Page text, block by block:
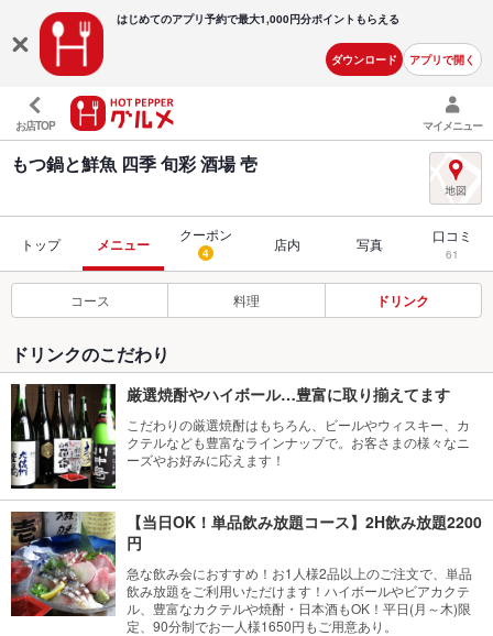
はじめてのアプリ予約で最大1,000円分ポイントもらえる
ダウンロード アプリで開く
お店TOP マイメニュー
もつ鍋と鮮魚 四季 旬彩 酒場 壱
トップ メニュー
クーポン
4 店内 写真 口コミ
61
コース 料理 ドリンク
ドリンクのこだわり
厳選焼酎やハイボール…豊富に取り揃えてます
こだわりの厳選焼酎はもちろん、ビールやウィスキー、カ
クテルなども豊富なラインナップで。お客さまの様々なニ
ーズやお好みに応えます！
【当日OK！単品飲み放題コース】2H飲み放題2200
円
急な飲み会におすすめ！お1人様2品以上のご注文で、単品
飲み放題をご利用いただけます！ハイボールやビアカクテ
ル、豊富なカクテルや焼酎・日本酒もOK！平日(月～木)限
定、90分制でお一人様1650円もご用意あり。